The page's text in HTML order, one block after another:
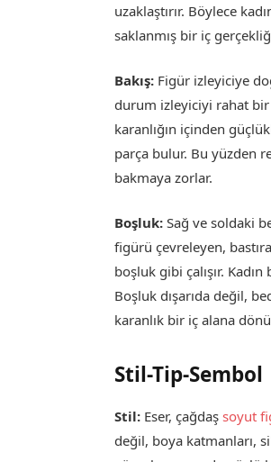
uzaklaştırır. Böylece
saklanmış bir iç
Bakış: Figür izleyiciye
durum izleyiciyi rahat
karanlığın içinden
parça bulur. Bu yüzden
bakmaya zorlar.
Boşluk: Sağ ve soldaki
figürü çevreleyen,
boşluk gibi çalışır.
Boşluk dışarıda değil,
karanlık bir iç alana
Stil-Tip-Sembol
Stil: Eser, çağdaşsoyut
değil, boya katmanları,